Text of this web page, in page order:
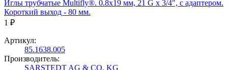
Иглы трубчатые Multifly®. 0.8х19 мм, 21 G x 3/4", с адаптером.
Короткий выход - 80 мм.
1 ₽
Артикул:
85.1638.005
Производитель:
SARSTEDT AG & CO. KG